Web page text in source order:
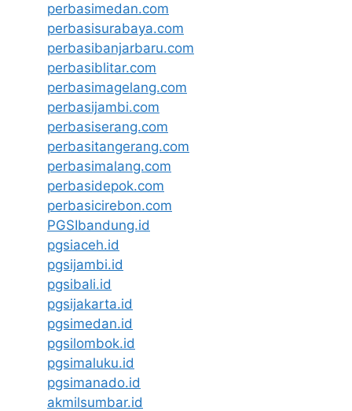
perbasimedan.com
perbasisurabaya.com
perbasibanjarbaru.com
perbasiblitar.com
perbasimagelang.com
perbasijambi.com
perbasiserang.com
perbasitangerang.com
perbasimalang.com
perbasidepok.com
perbasicirebon.com
PGSIbandung.id
pgsiaceh.id
pgsijambi.id
pgsibali.id
pgsijakarta.id
pgsimedan.id
pgsilombok.id
pgsimaluku.id
pgsimanado.id
akmilsumbar.id